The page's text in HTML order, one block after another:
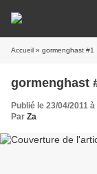
Accueil » gormenghast #1
gormenghast
Publié le 23/04/2011
Par Za